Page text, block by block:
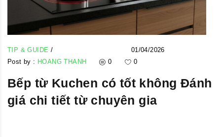
TIP & GUIDE /
01/04/2026
Post by : HOANG THANH 0 0
Bếp từ Kuchen có tốt không Đánh
giá chi tiết từ chuyên gia